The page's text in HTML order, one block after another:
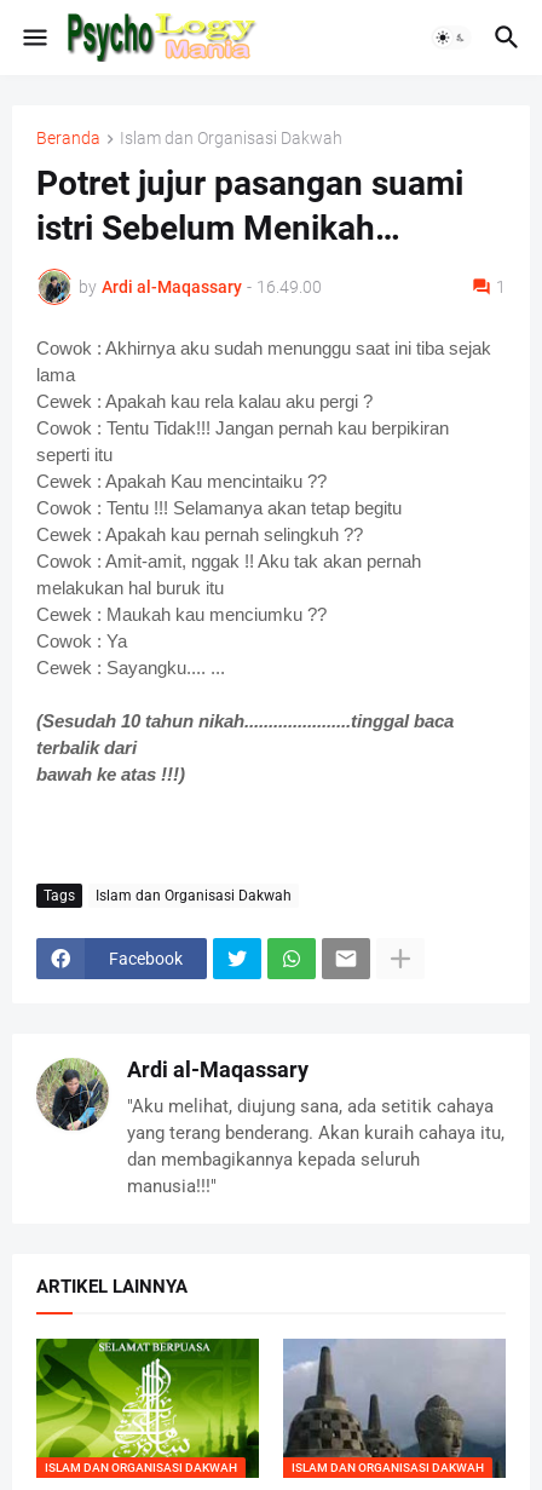
Beranda Islam dan Organisasi Dakwah
Potret jujur pasangan suami
istri Sebelum Menikah…
by Ardi al-Maqassary - 16.49.00 1
Cowok : Akhirnya aku sudah menunggu saat ini tiba sejak
lama
Cewek : Apakah kau rela kalau aku pergi ?
Cowok : Tentu Tidak!!! Jangan pernah kau berpikiran
seperti itu
Cewek : Apakah Kau mencintaiku ??
Cowok : Tentu !!! Selamanya akan tetap begitu
Cewek : Apakah kau pernah selingkuh ??
Cowok : Amit-amit, nggak !! Aku tak akan pernah
melakukan hal buruk itu
Cewek : Maukah kau menciumku ??
Cowok : Ya
Cewek : Sayangku.... ...
(Sesudah 10 tahun nikah......................tinggal baca
terbalik dari
bawah ke atas !!!)
Tags Islam dan Organisasi Dakwah
Facebook
Ardi al-Maqassary
"Aku melihat, diujung sana, ada setitik cahaya
yang terang benderang. Akan kuraih cahaya itu,
dan membagikannya kepada seluruh
manusia!!!"
ARTIKEL LAINNYA
ISLAM DAN ORGANISASI DAKWAH ISLAM DAN ORGANISASI DAKWAH